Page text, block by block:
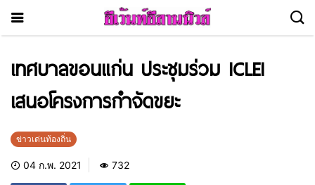
เทศบาลขอนแก่น ประชุมร่วม ICLEI
เสนอโครงการกำจัดขยะ
ข่าวเด่นท้องถิ่น
04 ก.พ. 2021 732